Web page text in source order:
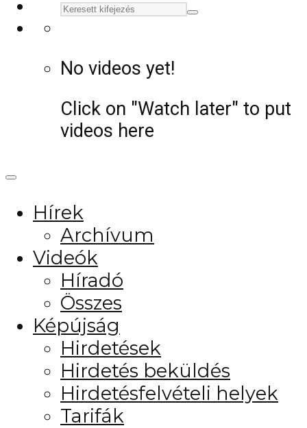
No videos yet!
Click on "Watch later" to put
videos here
Hírek
Archívum
Videók
Híradó
Összes
Képújság
Hirdetések
Hirdetés beküldés
Hirdetésfelvételi helyek
Tarifák